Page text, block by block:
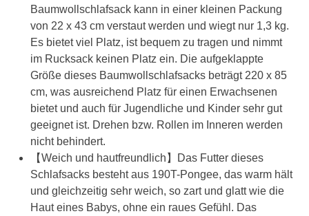
Baumwollschlafsack kann in einer kleinen Packung
von 22 x 43 cm verstaut werden und wiegt nur 1,3 kg.
Es bietet viel Platz, ist bequem zu tragen und nimmt
im Rucksack keinen Platz ein. Die aufgeklappte
Größe dieses Baumwollschlafsacks beträgt 220 x 85
cm, was ausreichend Platz für einen Erwachsenen
bietet und auch für Jugendliche und Kinder sehr gut
geeignet ist. Drehen bzw. Rollen im Inneren werden
nicht behindert.
【Weich und hautfreundlich】Das Futter dieses
Schlafsacks besteht aus 190T-Pongee, das warm hält
und gleichzeitig sehr weich, so zart und glatt wie die
Haut eines Babys, ohne ein raues Gefühl. Das